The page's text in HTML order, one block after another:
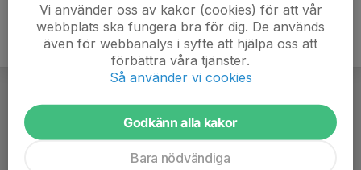
Vi använder oss av kakor (cookies) för att vår
webbplats ska fungera bra för dig. De används
även för webbanalys i syfte att hjälpa oss att
förbättra våra tjänster.
Så använder vi cookies
Godkänn alla kakor
Bara nödvändiga